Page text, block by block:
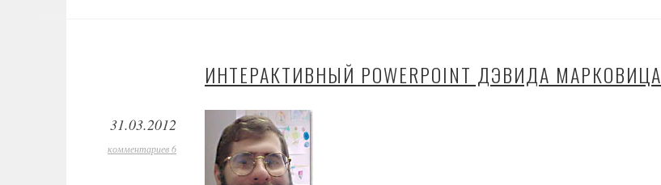
ИНТЕРАКТИВНЫЙ POWERPOINT ДЭВИДА МАРКОВИЦА
31.03.2012
комментариев 6